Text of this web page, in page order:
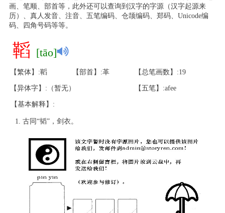
画、笔顺、部首等，此外还可以查询到汉字的字源（汉字起源来
历）、真人发音、注音、五笔编码、仓颉编码、郑码、Unicode编
码、四角号码等等。
鞱 [tāo]
【繁体】:鞱 【部首】:革 【总笔画数】:19
【异体字】:（暂无） 【五笔】:afee
【基本解释】:
古同“韬”，剑衣。